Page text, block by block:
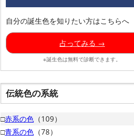
自分の誕生色を知りたい方はこちらへ
占ってみる →
※誕生色は無料で診断できます。
伝統色の系統
□赤系の色（109）
□青系の色（78）